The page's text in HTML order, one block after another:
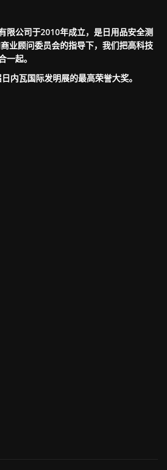
限公司于2010年成立，是日用品安全测
业顾问委员会的指导下，我们把高科技
一起。
内瓦国际发明展的最高荣誉大奖。